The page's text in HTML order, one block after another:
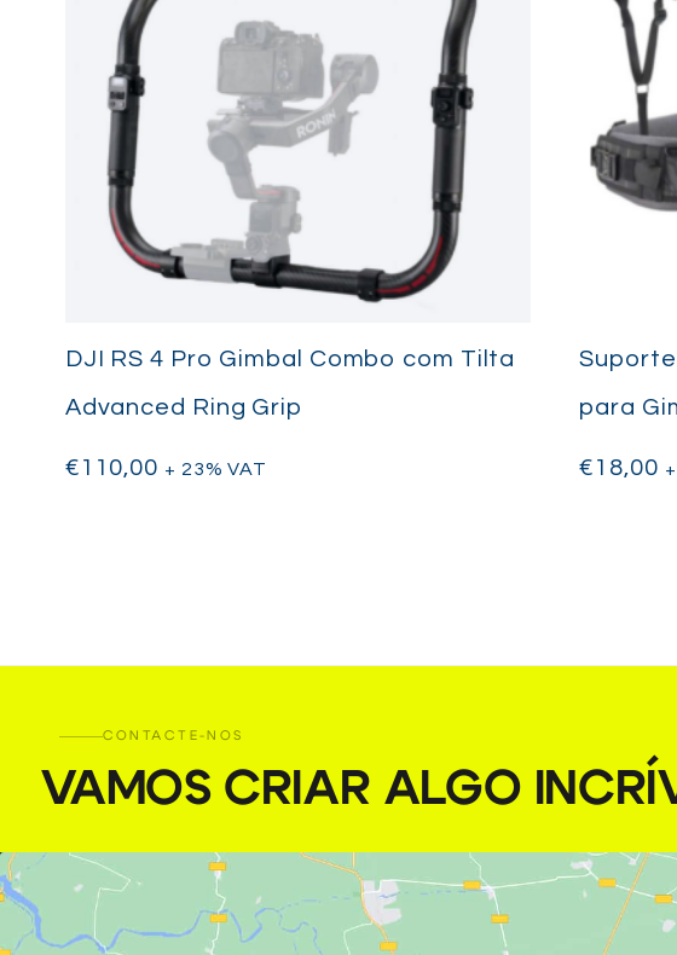
DJI RS 4 Pro Gimbal Combo com Tilta
Advanced Ring Grip
€ 110,00 + 23% VAT
para
€ 18,00
CONTACTE-NOS
VAMOS CRIAR ALGO